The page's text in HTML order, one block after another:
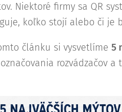
Niektoré firmy sa QR
koľko stojí alebo či je
článku si vysvetlíme 5
rozvádzačov